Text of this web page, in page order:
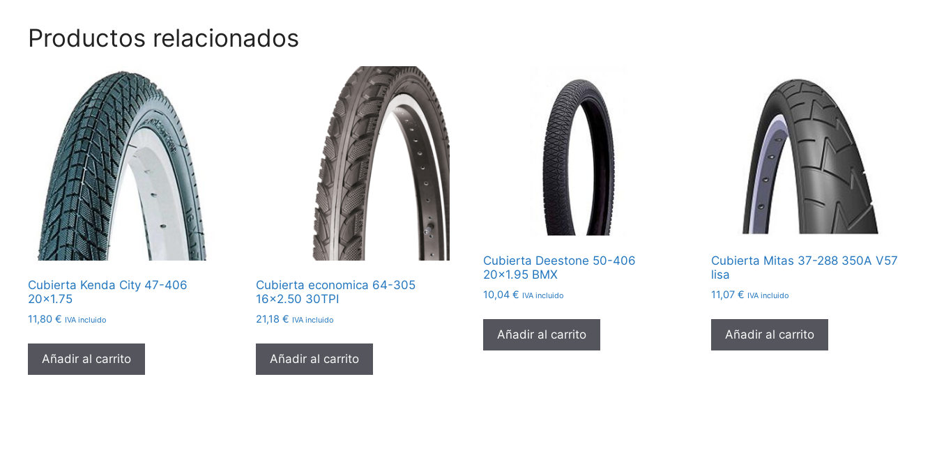
Productos relacionados
Cubierta Kenda City 47-406
20×1.75
11,80 € IVA incluido
Añadir al carrito
Cubierta economica 64-305
16×2.50 30TPI
21,18 € IVA incluido
Añadir al carrito
Cubierta Deestone 50-406
20×1.95 BMX
10,04€ IVA incluido
Añadir al carrito
Cubierta Mitas 37-288 350A V57
lisa
11,07€ IVA incluido
Añadir al carrito